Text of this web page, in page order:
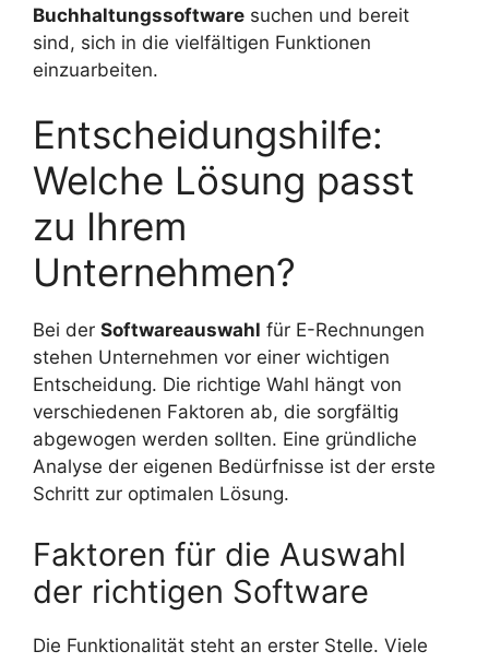
Buchhaltungssoftware suchen und bereit
sind, sich in die vielfältigen Funktionen
einzuarbeiten.
Entscheidungshilfe:
Welche Lösung passt
zu Ihrem
Unternehmen?
Bei der Softwareauswahl für E-Rechnungen
stehen Unternehmen vor einer wichtigen
Entscheidung. Die richtige Wahl hängt von
verschiedenen Faktoren ab, die sorgfältig
abgewogen werden sollten. Eine gründliche
Analyse der eigenen Bedürfnisse ist der erste
Schritt zur optimalen Lösung.
Faktoren für die Auswahl
der richtigen Software
Die Funktionalität steht an erster Stelle. Viele